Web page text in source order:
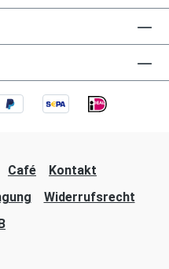
Café
Kontakt
Widerrufsrecht